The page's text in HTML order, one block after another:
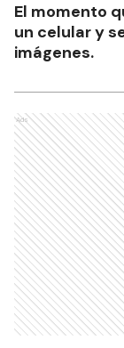
El momento
un celular y
imágenes.
Ads